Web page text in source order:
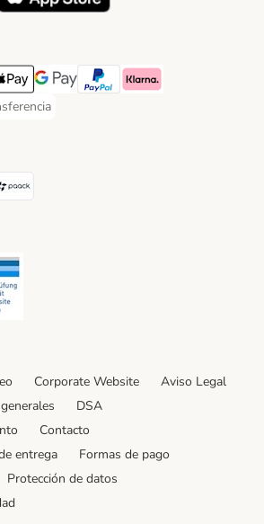
Method
Express Payment Method
Pay Payment Method
Google Pay Payment Method
PayPal Payment Method
Klarna Payment Method
MethodPayment Method
Shipping Method
Shipping Method
paack Shipping Method
Corporate Website
Aviso Legal
DSA
Contacto
entrega
Formas de pago
Protección de datos